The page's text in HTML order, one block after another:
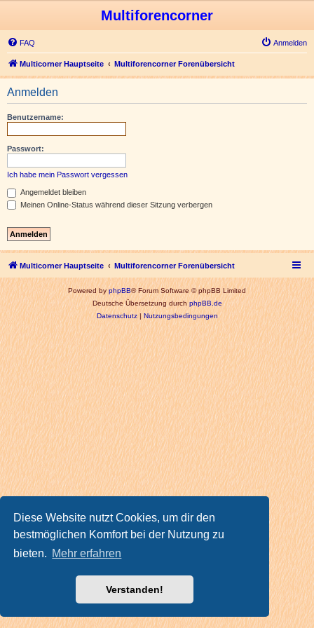
Diese Website nutzt Cookies, um dir den
bestmöglichen Komfort bei der Nutzung zu
bieten. Mehr erfahren
Verstanden!
Multiforencorner
FAQ Anmelden
Multicorner Hauptseite Multiforencorner Forenübersicht
Anmelden
Benutzername:
Passwort:
Ich habe mein Passwort vergessen
Angemeldet bleiben
Meinen Online-Status während dieser Sitzung verbergen
Multicorner Hauptseite Multiforencorner Forenübersicht
Powered byphpBB® Forum Software © phpBB Limited
Deutsche Übersetzung durchphpBB.de
Datenschutz| Nutzungsbedingungen